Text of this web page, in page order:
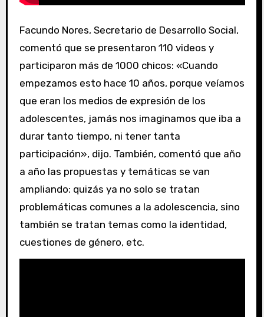
Facundo Nores, Secretario de Desarrollo Social,
comentó que se presentaron 110 videos y
participaron más de 1000 chicos: «Cuando
empezamos esto hace 10 años, porque veíamos
que eran los medios de expresión de los
adolescentes, jamás nos imaginamos que iba a
durar tanto tiempo, ni tener tanta
participación», dijo. También, comentó que año
a año las propuestas y temáticas se van
ampliando: quizás ya no solo se tratan
problemáticas comunes a la adolescencia, sino
también se tratan temas como la identidad,
cuestiones de género, etc.